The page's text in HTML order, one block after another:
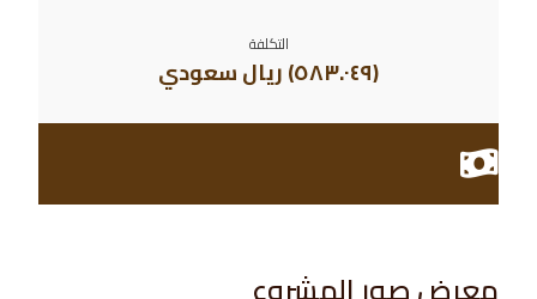
التكلفة
(٥٨٣.٠٤٩) ريال سعودي